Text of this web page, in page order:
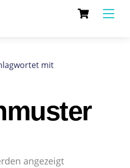
Cart
mit
angezeigt